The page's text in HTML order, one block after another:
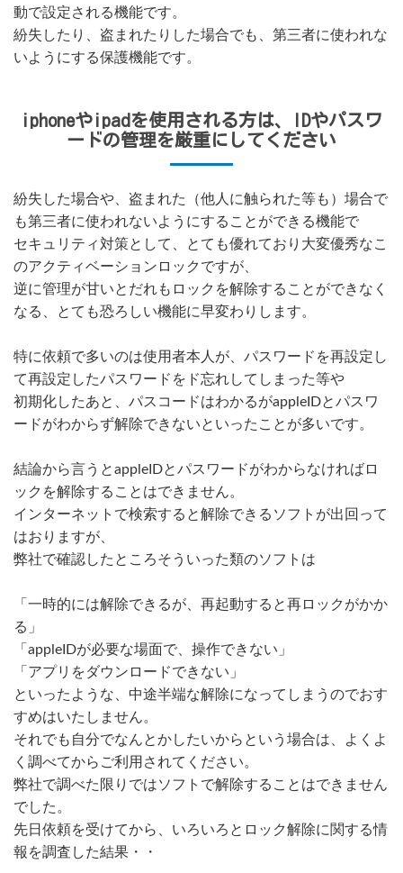
動で設定される機能です。
紛失したり、盗まれたりした場合でも、第三者に使われな
いようにする保護機能です。
iphoneやipadを使用される方は、IDやパスワ
ードの管理を厳重にしてください
紛失した場合や、盗まれた（他人に触られた等も）場合で
も第三者に使われないようにすることができる機能で
セキュリティ対策として、とても優れており大変優秀なこ
のアクティベーションロックですが、
逆に管理が甘いとだれもロックを解除することができなく
なる、とても恐ろしい機能に早変わりします。
特に依頼で多いのは使用者本人が、パスワードを再設定し
て再設定したパスワードをド忘れしてしまった等や
初期化したあと、パスコードはわかるがappleIDとパスワ
ードがわからず解除できないといったことが多いです。
結論から言うとappleIDとパスワードがわからなければロ
ックを解除することはできません。
インターネットで検索すると解除できるソフトが出回って
はおりますが、
弊社で確認したところそういった類のソフトは
「一時的には解除できるが、再起動すると再ロックがかか
る」
「appleIDが必要な場面で、操作できない」
「アプリをダウンロードできない」
といったような、中途半端な解除になってしまうのでおす
すめはいたしません。
それでも自分でなんとかしたいからという場合は、よくよ
く調べてからご利用されてください。
弊社で調べた限りではソフトで解除することはできません
でした。
先日依頼を受けてから、いろいろとロック解除に関する情
報を調査した結果・・